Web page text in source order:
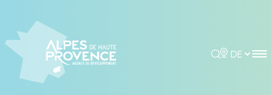
Rechercher
Choisir la